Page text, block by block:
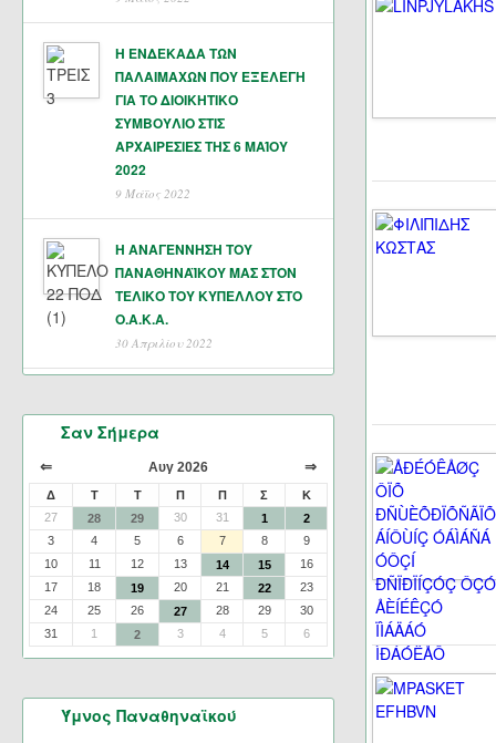
Η ΕΝΔΕΚΑΔΑ ΤΩΝ
ΠΑΛΑΙΜΑΧΩΝ ΠΟΥ ΕΞΕΛΕΓΗ
ΓΙΑ ΤΟ ΔΙΟΙΚΗΤΙΚΟ
ΣΥΜΒΟΥΛΙΟ ΣΤΙΣ
ΑΡΧΑΙΡΕΣΙΕΣ ΤΗΣ 6 ΜΑΊΟΥ
2022
9 Μάϊος 2022
Η ΑΝΑΓΕΝΝΗΣΗ ΤΟΥ
ΠΑΝΑΘΗΝΑΪΚΟΥ ΜΑΣ ΣΤΟΝ
ΤΕΛΙΚΟ ΤΟΥ ΚΥΠΕΛΛΟΥ ΣΤΟ
Ο.Α.Κ.Α.
30 Απριλίου 2022
Σαν Σήμερα
⇐ Αυγ 2026 ⇒
Δ Τ Τ Π Π Σ
Κ
27
28 29 30 31 1
2
3
4 5 6 7 8
9
10
11 12 13 14 15
16
17
18 19 20 21 22
23
24
25 26 27 28 29
30
31
1 2 3 4 5 6
Ύμνος Παναθηναϊκού